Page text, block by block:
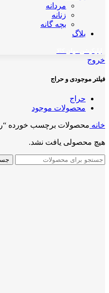
مردانه
زنانه
بچه گانه
بلاگ
خروج
فیلتر موجودی و حراج
حراج
محصولات موجود
خانه محصولات برچسب خورده “رول
هیچ محصولی یافت نشد.